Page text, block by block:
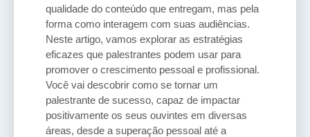
qualidade do conteúdo que entregam, mas pela
forma como interagem com suas audiências.
Neste artigo, vamos explorar as estratégias
eficazes que palestrantes podem usar para
promover o crescimento pessoal e profissional.
Você vai descobrir como se tornar um
palestrante de sucesso, capaz de impactar
positivamente os seus ouvintes em diversas
áreas, desde a superação pessoal até a